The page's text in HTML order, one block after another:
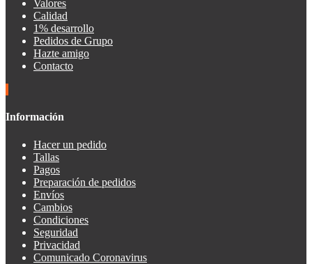
Valores
Calidad
1% desarrollo
Pedidos de Grupo
Hazte amigo
Contacto
Información
Hacer un pedido
Tallas
Pagos
Preparación de pedidos
Envíos
Cambios
Condiciones
Seguridad
Privacidad
Comunicado Coronavirus